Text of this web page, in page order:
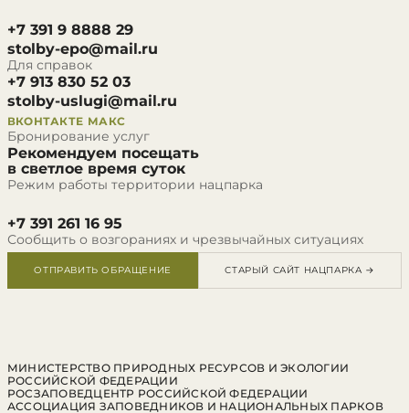
+7 391 9 8888 29
stolby-epo@mail.ru
Для справок
+7 913 830 52 03
stolby-uslugi@mail.ru
ВКОНТАКТЕ МАКС
Бронирование услуг
Рекомендуем посещать
в светлое время суток
Режим работы территории нацпарка
+7 391 261 16 95
Сообщить о возгораниях и чрезвычайных ситуациях
ОТПРАВИТЬ ОБРАЩЕНИЕ СТАРЫЙ САЙТ НАЦПАРКА →
МИНИСТЕРСТВО ПРИРОДНЫХ РЕСУРСОВ И ЭКОЛОГИИ
РОССИЙСКОЙ ФЕДЕРАЦИИ
РОСЗАПОВЕДЦЕНТР РОССИЙСКОЙ ФЕДЕРАЦИИ
АССОЦИАЦИЯ ЗАПОВЕДНИКОВ И НАЦИОНАЛЬНЫХ ПАРКОВ